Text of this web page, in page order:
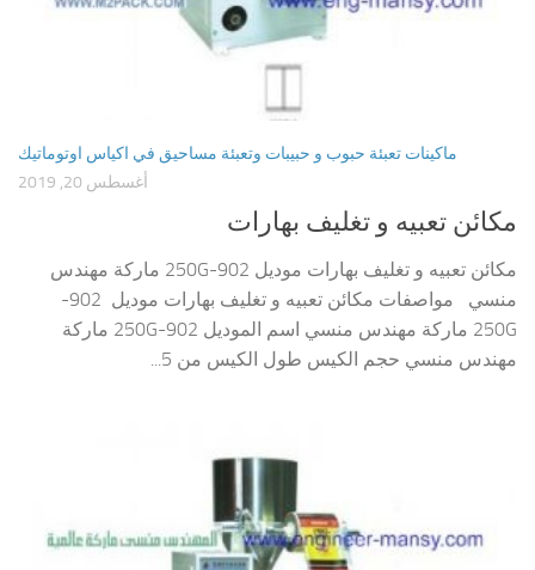
ماكينات تعبئة حبوب و حبيبات وتعبئة مساحيق في اكياس اوتوماتيك
أغسطس 20, 2019
مكائن تعبيه و تغليف بهارات
مكائن تعبيه و تغليف بهارات موديل 902-250G ماركة مهندس
منسي مواصفات مكائن تعبيه و تغليف بهارات موديل 902-
250G ماركة مهندس منسي اسم الموديل 902-250G ماركة
مهندس منسي حجم الكيس طول الكيس من 5...